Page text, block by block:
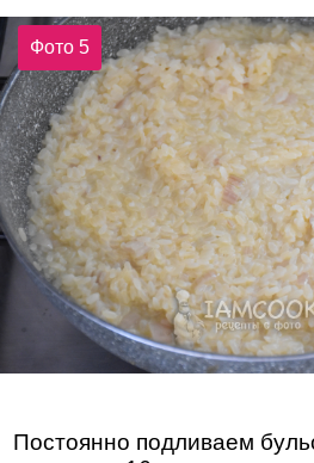
Фото 5
Постоянно подливаем